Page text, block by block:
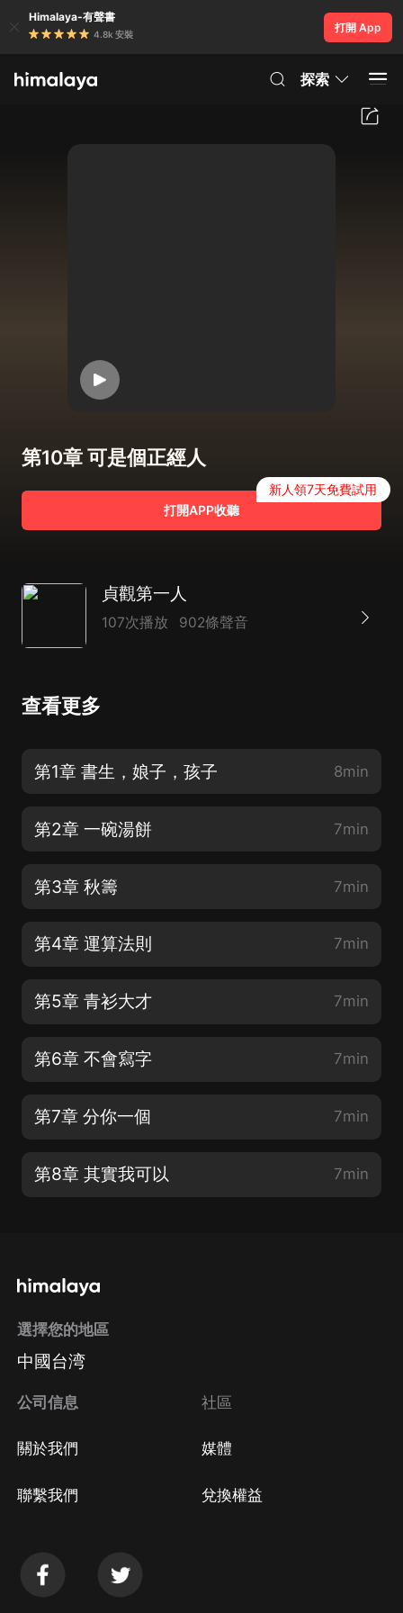
Himalaya-有聲書
4.8k 安裝
打開 App
探索
第10章 可是個正經人
打開APP收聽
新人領7天免費試用
貞觀第一人
107次播放 902條聲音
查看更多
第1章 書生，娘子，孩子 8min
第2章 一碗湯餅 7min
第3章 秋籌 7min
第4章 運算法則 7min
第5章 青衫大才 7min
第6章 不會寫字 7min
第7章 分你一個 7min
第8章 其實我可以 7min
選擇您的地區
中國台湾
公司信息
關於我們
聯繫我們
社區
媒體
兌換權益